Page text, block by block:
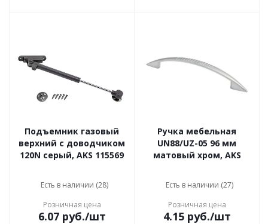
Подъемник газовый
верхний с доводчиком
120N серый, AKS 115569
Есть в наличии (28)
Розничная цена
6.07руб./шт
Ручка мебельная
UN88/UZ-05 96 мм
матовый хром, AKS
Есть в наличии (27)
Розничная цена
4.15руб./шт